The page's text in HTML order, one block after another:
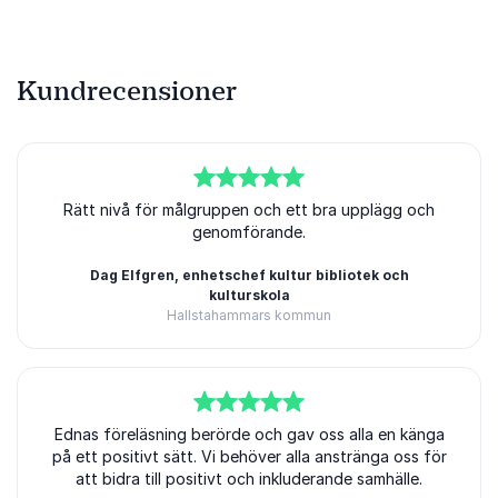
Kundrecensioner
av5
Rätt nivå för målgruppen och ett bra upplägg och
genomförande.
Dag Elfgren, enhetschef kultur bibliotek och
kulturskola
Hallstahammars kommun
5av5
Ednas föreläsning berörde och gav oss alla en känga
på ett positivt sätt. Vi behöver alla anstränga oss för
att bidra till positivt och inkluderande samhälle.